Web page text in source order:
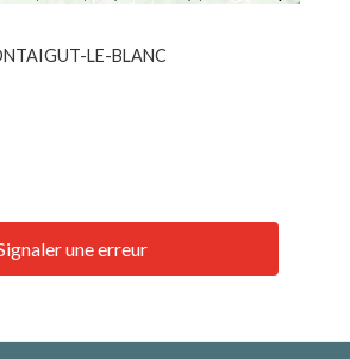
LE-BLANC
une erreur